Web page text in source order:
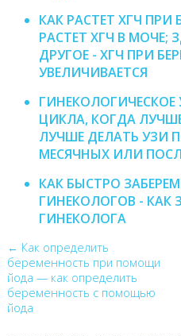
КАК РАСТЕТ ХГЧ ПРИ
РАСТЕТ ХГЧ В
ДРУГОЕ - ХГЧ ПРИ
УВЕЛИЧИВАЕТСЯ
ЦИКЛА, КОГДА
ЛУЧШЕ ДЕЛАТЬ УЗИ
МЕСЯЧНЫХ ИЛИ
КАК БЫСТРО
ГИНЕКОЛОГОВ - КАК
ГИНЕКОЛОГА
← Как определить
беременность при помощи
йода — как определить
беременность с помощью
йода